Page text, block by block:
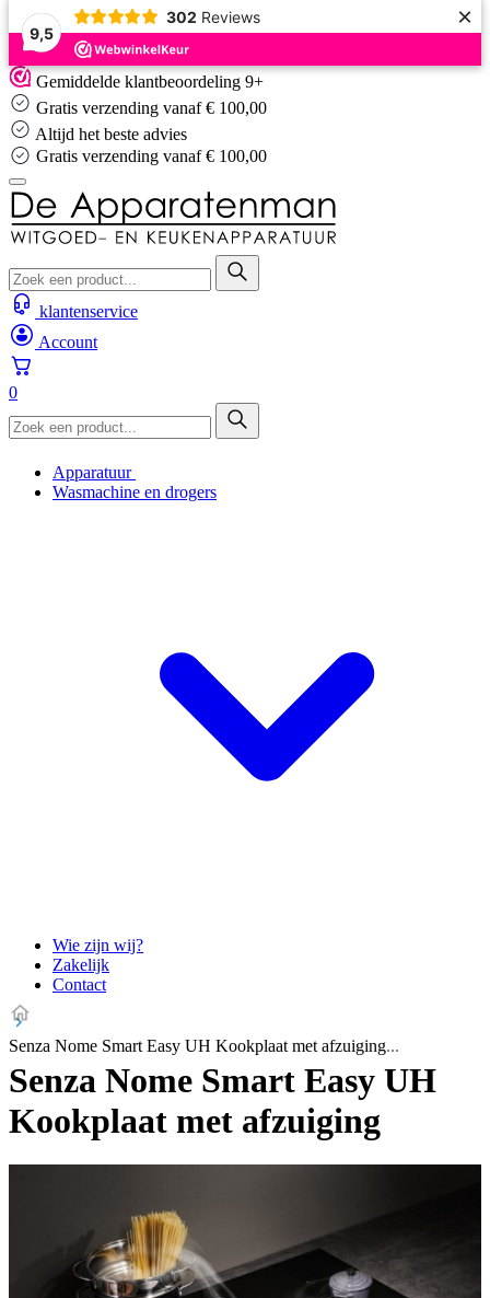
9,5
302 Reviews ×
Skip
to
content
Gemiddelde klantbeoordeling 9+
Gratis verzending vanaf € 100,00
Altijd het beste advies
Altijd het beste advies
klantenservice
Account
0
Apparatuur
Wasmachine en drogers
Wie zijn wij?
Zakelijk
Contact
Senza Nome Smart Easy UH Kookplaat met afzuiging
Senza Nome Smart Easy UH
Kookplaat met afzuiging